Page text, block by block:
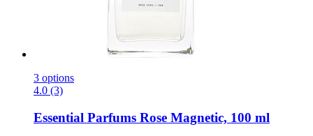
3 options
4.0 (3)
Essential Parfums Rose Magnetic, 100 ml